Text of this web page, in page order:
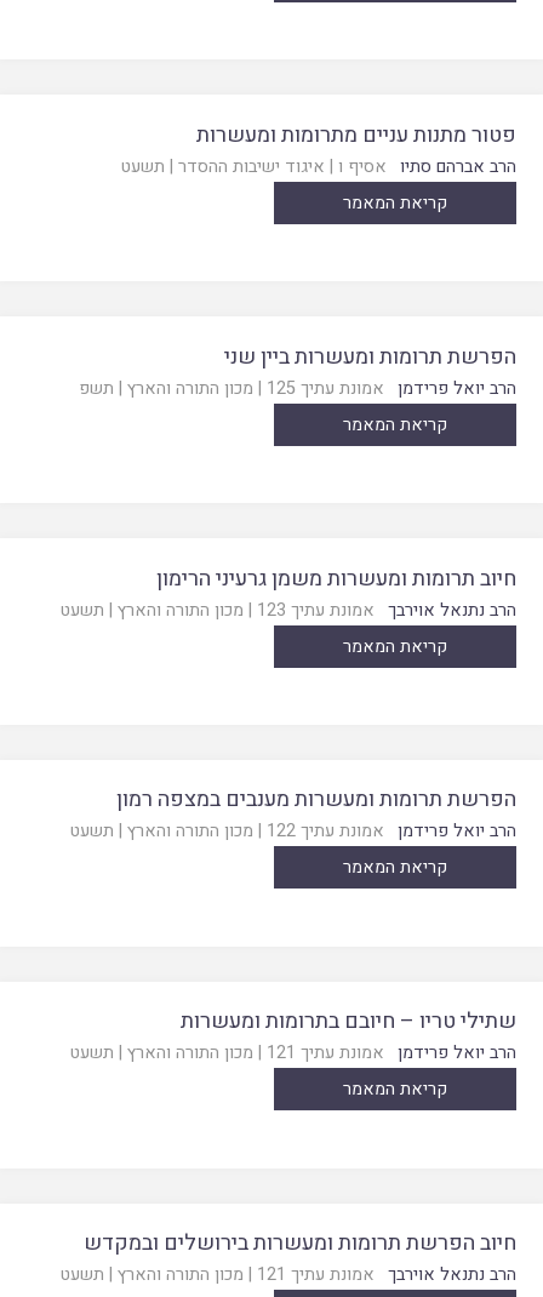
פטור מתנות עניים מתרומות ומעשרות
הרב אברהם סתיו אסיף ו | איגוד ישיבות ההסדר | תשעט
קריאת המאמר
הפרשת תרומות ומעשרות ביין שני
הרב יואל פרידמן אמונת עתיך 125 | מכון התורה והארץ | תשפ
קריאת המאמר
חיוב תרומות ומעשרות משמן גרעיני הרימון
הרב נתנאל אוירבך אמונת עתיך 123 | מכון התורה והארץ | תשעט
קריאת המאמר
הפרשת תרומות ומעשרות מענבים במצפה רמון
הרב יואל פרידמן אמונת עתיך 122 | מכון התורה והארץ | תשעט
קריאת המאמר
שתילי טריו – חיובם בתרומות ומעשרות
הרב יואל פרידמן אמונת עתיך 121 | מכון התורה והארץ | תשעט
קריאת המאמר
חיוב הפרשת תרומות ומעשרות בירושלים ובמקדש
הרב נתנאל אוירבך אמונת עתיך 121 | מכון התורה והארץ | תשעט